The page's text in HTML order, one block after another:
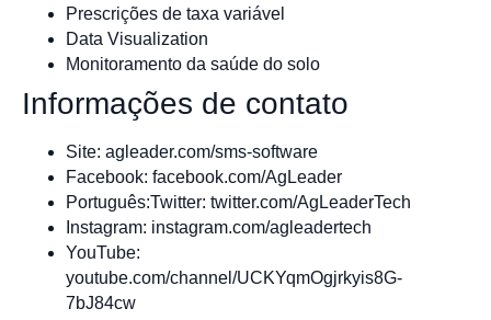
Prescrições de taxa variável
Data Visualization
Monitoramento da saúde do solo
Informações de contato
Site: agleader.com/sms-software
Facebook: facebook.com/AgLeader
Português:Twitter: twitter.com/AgLeaderTech
Instagram: instagram.com/agleadertech
YouTube:
youtube.com/channel/UCKYqmOgjrkyis8G-
7bJ84cw